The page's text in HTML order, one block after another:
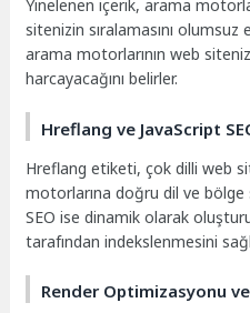
Yinelenen içerik, arama
sitenizin sıralamasını
arama motorlarının web
harcayacağını belirler.
Hreflang ve JavaScript
Hreflang etiketi, çok dilli web
motorlarına doğru dil ve
SEO ise dinamik olarak
tarafından indekslenmesini
Render Optimizasyonu